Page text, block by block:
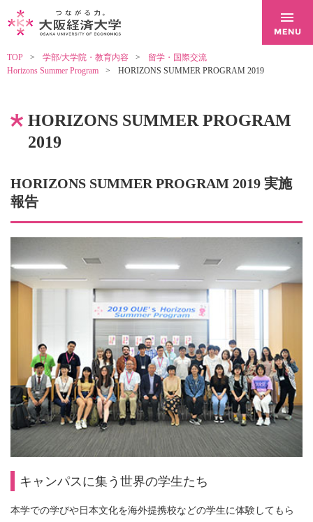
TOP 学部/大学院・教育内容
留学・国際交流
Horizons Summer Program
HORIZONS SUMMER PROGRAM 2019
HORIZONS SUMMER PROGRAM
2019
HORIZONS SUMMER PROGRAM 2019 実施
報告
キャンパスに集う世界の学生たち
本学での学びや日本文化を海外提携校などの学生に体験してもら